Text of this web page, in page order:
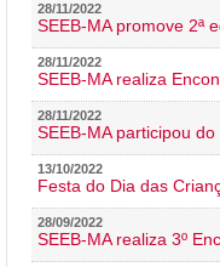
28/11/2022
SEEB-MA promove 2ª
28/11/2022
SEEB-MA realiza
28/11/2022
SEEB-MA participou
13/10/2022
Festa do Dia das
28/09/2022
SEEB-MA realiza 3º